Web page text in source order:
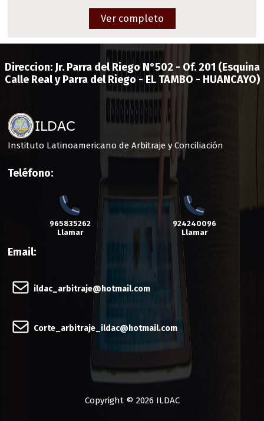
Ver completo
Direccion: Jr. Parra del Riego N°502 - Of. 201 (Esquina
Calle Real y Parra del Riego - EL TAMBO - HUANCAYO)
Instituto Latinoamericano de Arbitraje y Conciliación
Teléfono:
965835262
Llamar
924240096
Llamar
Email:
ildac_arbitraje@hotmail.com
Corte_arbitraje_ildac@hotmail.com
Copyright © 2026 ILDAC